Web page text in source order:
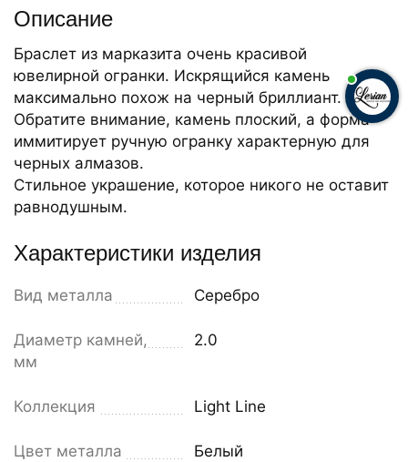
Описание
Браслет из марказита очень красивой
ювелирной огранки. Искрящийся камень
максимально похож на черный бриллиант.
Обратите внимание, камень плоский, а форма
иммитирует ручную огранку характерную для
черных алмазов.
Стильное украшение, которое никого не оставит
равнодушным.
Характеристики изделия
Вид металла Серебро
Диаметр камней,
мм
2.0
Коллекция Light Line
Цвет металла Белый